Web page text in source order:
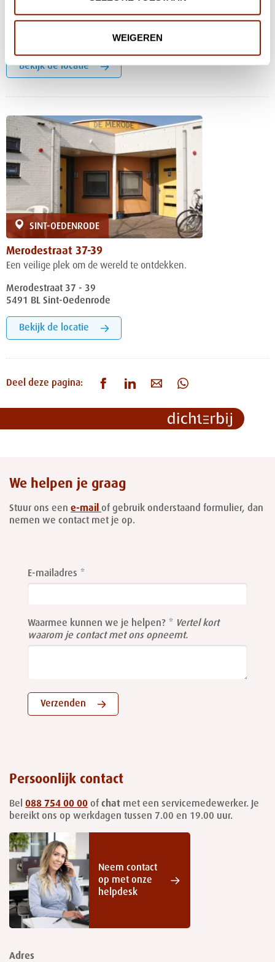
WEIGEREN
Maar de begeleiders staan altijd voor je klaar als je hulp nodig
hebt.
Bekijk de locatie
SINT-OEDENRODE
Merodestraat 37-39
Een veilige plek om de wereld te ontdekken.
Merodestraat 37 - 39
5491 BL Sint-Oedenrode
Bekijk de locatie
Deel deze pagina:
We helpen je graag
Stuur ons een e-mail of gebruik onderstaand formulier, dan
nemen we contact met je op.
this
field
E-mailadres
Waarmee kunnen we je helpen?
Vertel kort
waarom je contact met ons opneemt.
Verzenden
Persoonlijk contact
Bel 088 754 00 00 of chat met een servicemedewerker. Je
bereikt ons op werkdagen tussen 7.00 en 19.00 uur.
Neem contact
op met onze
helpdesk
Adres